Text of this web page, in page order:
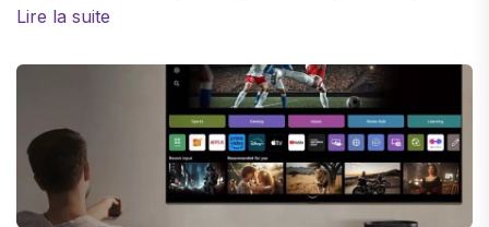
maintiennent votre système au frais pendant les
Lire la suite